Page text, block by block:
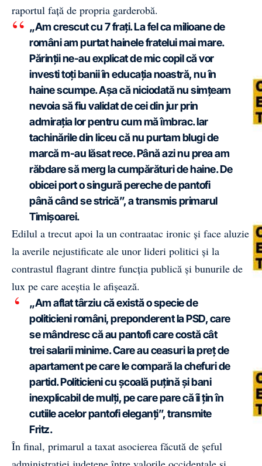
raportul față de propria garderobă.
„Am crescut cu 7 frați. La fel ca milioane de
români am purtat hainele fratelui mai mare.
Părinții ne-au explicat de mic copil că vor
investi toți banii în educația noastră, nu în
haine scumpe. Așa că niciodată nu simțeam
nevoia să fiu validat de cei din jur prin
admirația lor pentru cum mă îmbrac. Iar
tachinările din liceu că nu purtam blugi de
marcă m-au lăsat rece. Până azi nu prea am
răbdare să merg la cumpărături de haine. De
obicei port o singură pereche de pantofi
până când se strică”, a transmis primarul
Timișoarei.
Edilul a trecut apoi la un contraatac ironic și face aluzie
la averile nejustificate ale unor lideri politici și la
contrastul flagrant dintre funcția publică și bunurile de
lux pe care aceștia le afișează.
„Am aflat târziu că există o specie de
politicieni români, preponderent la PSD, care
se mândresc că au pantofi care costă cât
trei salarii minime. Care au ceasuri la preț de
apartament pe care le compară la chefuri de
partid. Politicieni cu școală puțină și bani
inexplicabil de mulți, pe care pare că îi țin în
cutiile acelor pantofi eleganți”, transmite
Fritz.
În final, primarul a taxat asocierea făcută de șeful